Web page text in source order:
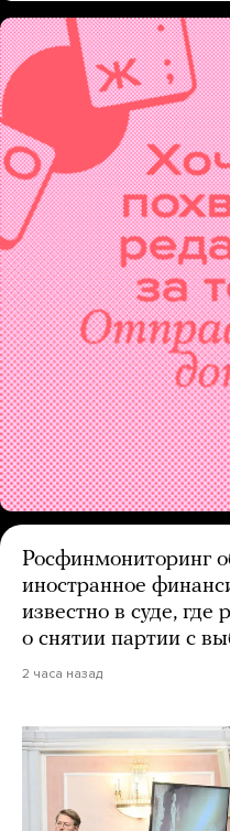
Росфинмониторинг
иностранное
известно в суде, где
о снятии партии с
2 часа назад